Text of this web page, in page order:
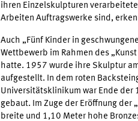
ihren Einzelskulpturen
Arbeiten Auftragswerke sind,
Auch „Fünf Kinder in
Wettbewerb im Rahmen des
hatte. 1957 wurde ihre Skulptur
aufgestellt. In dem roten
Universitätsklinikum war Ende der
gebaut. Im Zuge der Eröffnung
breite und 1,10 Meter hohe